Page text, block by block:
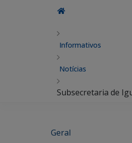
Informativos
Notícias
Subsecretaria de
Geral